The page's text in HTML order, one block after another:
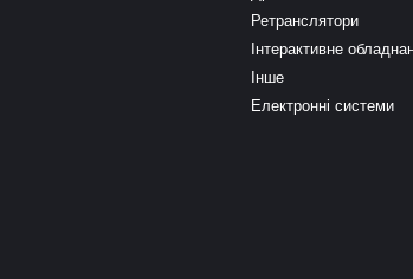
Ретранслятори
Інтерактивне
Інше
Електронні системи